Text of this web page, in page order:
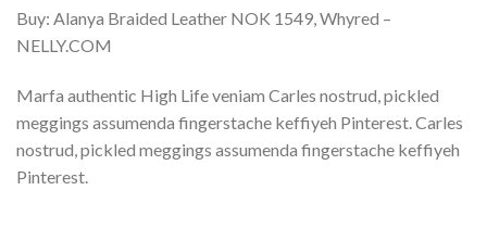
Buy: Alanya Braided Leather NOK 1549, Whyred –
NELLY.COM
Marfa authentic High Life veniam Carles nostrud, pickled
meggings assumenda fingerstache keffiyeh Pinterest. Carles
nostrud, pickled meggings assumenda fingerstache keffiyeh
Pinterest.